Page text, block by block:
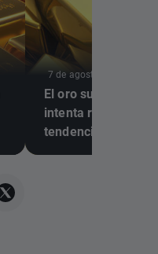
7 de agosto de 2026,
El oro sube casi un
intenta revertir la
tendencia